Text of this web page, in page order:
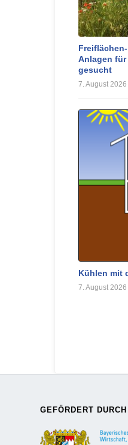
Anlagen
gesucht
7. August 2026
Kühlen mit
7. August 2026
GEFÖRDERT DURCH